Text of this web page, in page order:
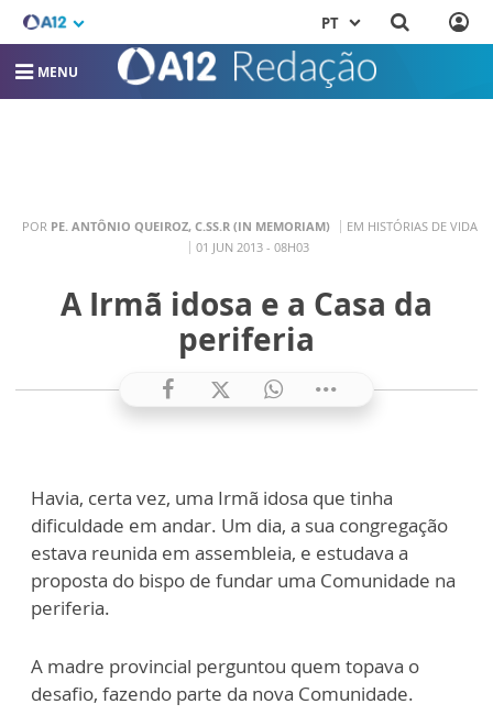
PT
MENU
POR PE. ANTÔNIO QUEIROZ, C.SS.R (IN MEMORIAM)
EM HISTÓRIAS DE VIDA
01 JUN 2013 - 08H03
A Irmã idosa e a Casa da
periferia
Havia, certa vez, uma Irmã idosa que tinha
dificuldade em andar. Um dia, a sua congregação
estava reunida em assembleia, e estudava a
proposta do bispo de fundar uma Comunidade na
periferia.
A madre provincial perguntou quem topava o
desafio, fazendo parte da nova Comunidade.